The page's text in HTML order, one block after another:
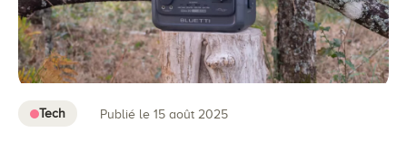
Tech Publié le 15 août 2025